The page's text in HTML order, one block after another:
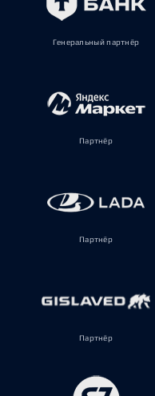
Генеральный партнёр
Партнёр
Партнёр
Партнёр